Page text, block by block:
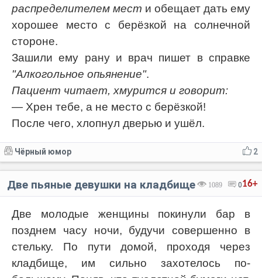
распределителем мест и обещает дать ему
хорошее место с берёзкой на солнечной
стороне.
Зашили ему рану и врач пишет в справке
"Алкогольное опьянение".
Пациент читает, хмурится и говорит:
— Хрен тебе, а не место с берёзкой!
После чего, хлопнул дверью и ушёл.
2
Чёрный юмор
16+
1089 0
Две пьяные девушки на кладбище
Две молодые женщины покинули бар в
позднем часу ночи, будучи совершенно в
стельку. По пути домой, проходя через
кладбище, им сильно захотелось по-